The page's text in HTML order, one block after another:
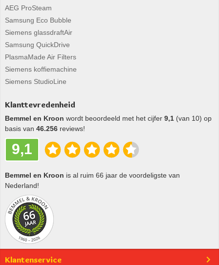
AEG ProSteam
Samsung Eco Bubble
Siemens glassdraftAir
Samsung QuickDrive
PlasmaMade Air Filters
Siemens koffiemachine
Siemens StudioLine
Klanttevredenheid
Bemmel en Kroon wordt beoordeeld met het cijfer 9,1 (van 10) op
basis van 46.256 reviews!
9,1
Bemmel en Kroon is al ruim 66 jaar de voordeligste van
Nederland!
Klantenservice